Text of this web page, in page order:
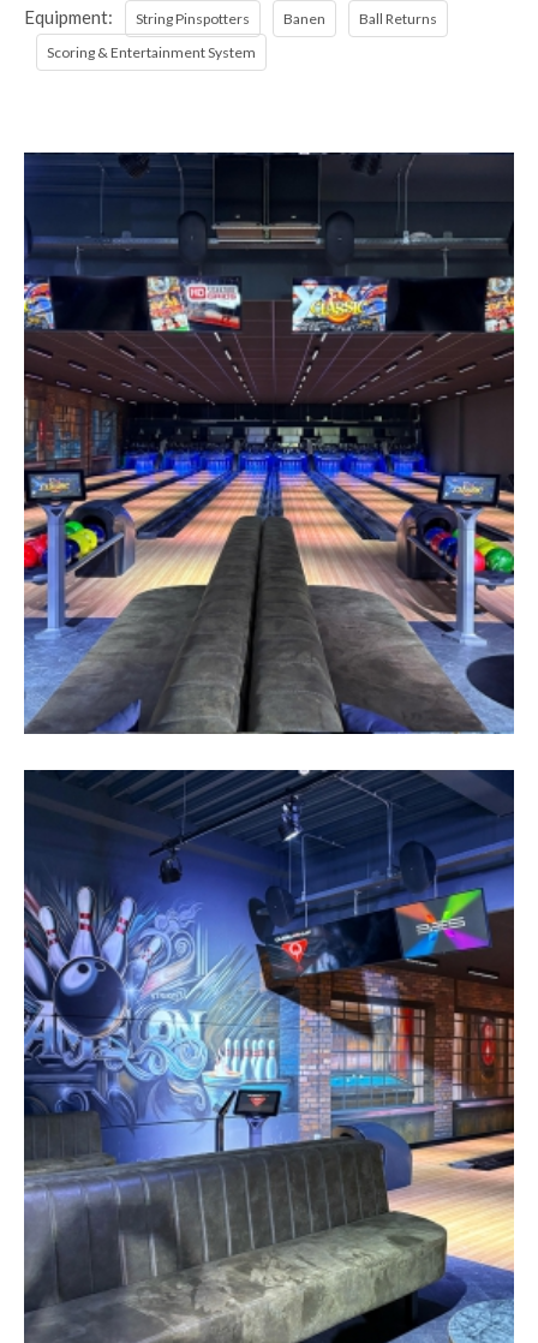
Equipment: String Pinspotters Banen
Ball Returns
Scoring & Entertainment System